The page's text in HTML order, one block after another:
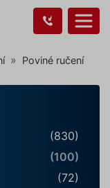
Poviné ručení
(830)
(100)
(72)